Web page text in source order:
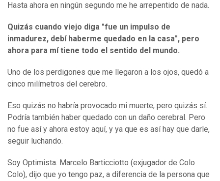
Hasta ahora en ningún segundo me he arrepentido de nada.
Quizás cuando viejo diga "fue un impulso de
inmadurez, debí haberme quedado en la casa", pero
ahora para mí tiene todo el sentido del mundo.
Uno de los perdigones que me llegaron a los ojos, quedó a
cinco milímetros del cerebro.
Eso quizás no habría provocado mi muerte, pero quizás sí.
Podría también haber quedado con un daño cerebral. Pero
no fue así y ahora estoy aquí, y ya que es así hay que darle,
seguir luchando.
Soy Optimista. Marcelo Barticciotto (exjugador de Colo
Colo), dijo que yo tengo paz, a diferencia de la persona que